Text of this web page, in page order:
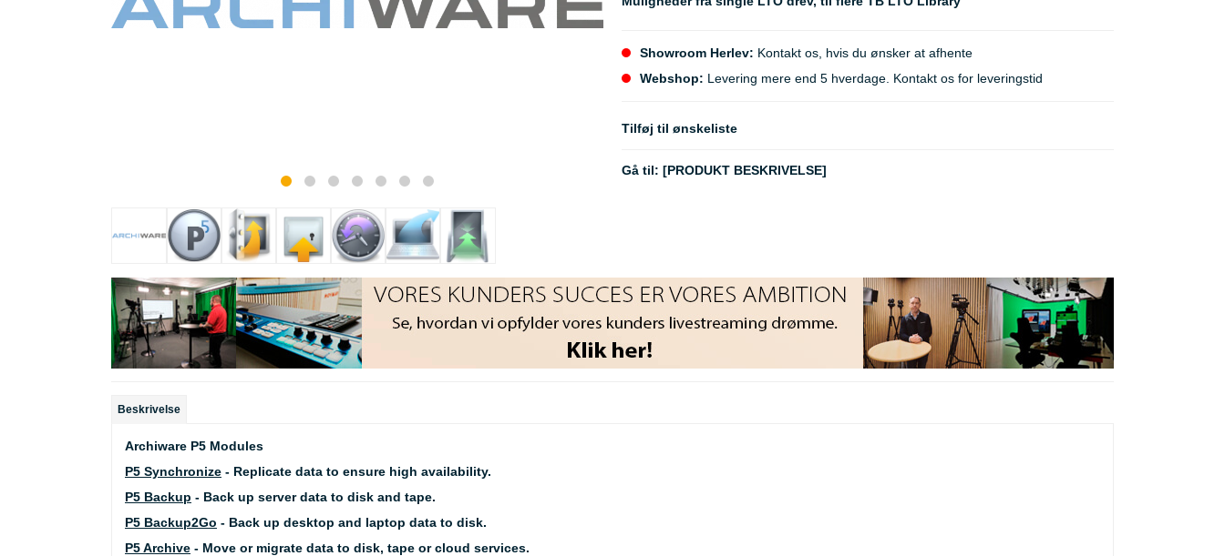
Showroom Herlev: Kontakt os, hvis du ønsker at afhente
Webshop: Levering mere end 5 hverdage. Kontakt os for leveringstid
Tilføj til ønskeliste
Gå til: [PRODUKT BESKRIVELSE]
Beskrivelse
Archiware P5 Modules
P5 Synchronize - Replicate data to ensure high availability.
P5 Backup - Back up server data to disk and tape.
P5 Backup2Go - Back up desktop and laptop data to disk.
P5 Archive - Move or migrate data to disk, tape or cloud services.